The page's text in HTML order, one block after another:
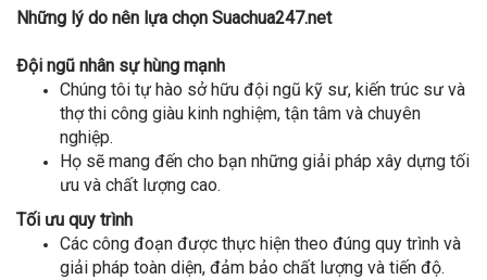
Những lý do nên lựa chọn Suachua247.net
Đội ngũ nhân sự hùng mạnh
Chúng tôi tự hào sở hữu đội ngũ kỹ sư, kiến trúc sư và
thợ thi công giàu kinh nghiệm, tận tâm và chuyên
nghiệp.
Họ sẽ mang đến cho bạn những giải pháp xây dựng tối
ưu và chất lượng cao.
Tối ưu quy trình
Các công đoạn được thực hiện theo đúng quy trình và
giải pháp toàn diện, đảm bảo chất lượng và tiến độ.